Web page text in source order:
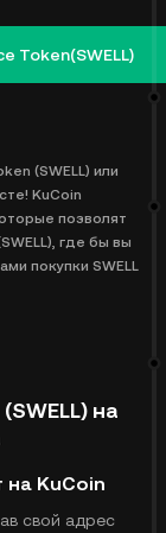
Token(SWELL)
(SWELL) или
KuCoin
позволят
где бы вы
покупки SWELL
на
на KuCoin
свой адрес